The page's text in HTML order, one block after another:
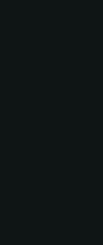
und Erfahrungen zu